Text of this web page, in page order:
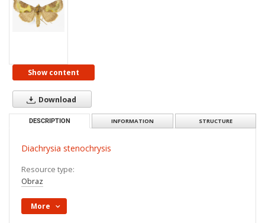
Show content
Download
DESCRIPTION INFORMATION STRUCTURE
Diachrysia stenochrysis
Resource type:
Obraz
More